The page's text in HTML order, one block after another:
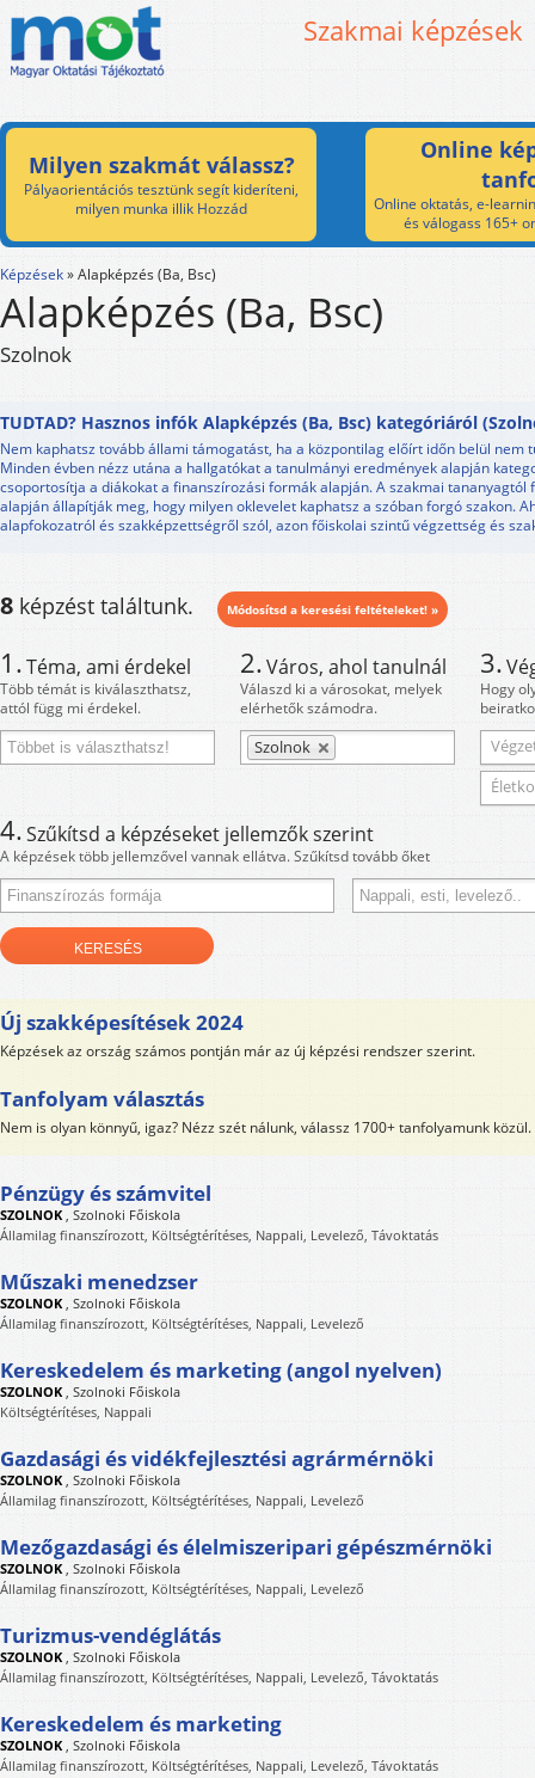
Szakmai képzések
Milyen szakmát válassz?
Pályaorientációs tesztünk segít kideríteni,
milyen munka illik Hozzád
Online
Online oktatás, e-
és válogass 165+
Képzések»Alapképzés (Ba, Bsc)
Alapképzés (Ba, Bsc)
Szolnok
TUDTAD? Hasznos infók Alapképzés (Ba, Bsc) kategóriáról
Nem kaphatsz tovább állami támogatást, ha a központilag előírt időn belül nem
Minden évben nézz utána a hallgatókat a tanulmányi eredmények alapján
csoportosítja a diákokat a finanszírozási formák alapján. A szakmai tananyagtól
alapján állapítják meg, hogy milyen oklevelet kaphatsz a szóban forgó szakon.
alapfokozatról és szakképzettségről szól, azon főiskolai szintű végzettség és
8 képzést találtunk. Módosítsd a keresési feltételeket! »
1.Téma, ami érdekel
Több témát is kiválaszthatsz,
attól függ mi érdekel.
2.Város, ahol tanulnál
Válaszd ki a városokat, melyek
elérhetők számodra.
Szolnok
3.
Hogy
4.Szűkítsd a képzéseket jellemzők szerint
A képzések több jellemzővel vannak ellátva. Szűkítsd tovább őket
Új szakképesítések 2024
Képzések az ország számos pontján már az új képzési rendszer szerint.
Tanfolyam választás
Nem is olyan könnyű, igaz? Nézz szét nálunk, válassz 1700+ tanfolyamunk közül.
Pénzügy és számvitel
SZOLNOK , Szolnoki Főiskola
Államilag finanszírozott, Költségtérítéses, Nappali, Levelező, Távoktatás
Műszaki menedzser
SZOLNOK, Szolnoki Főiskola
Államilag finanszírozott, Költségtérítéses, Nappali, Levelező
Kereskedelem és marketing (angol nyelven)
SZOLNOK , Szolnoki Főiskola
Költségtérítéses, Nappali
Gazdasági és vidékfejlesztési agrármérnöki
SZOLNOK , Szolnoki Főiskola
Államilag finanszírozott, Költségtérítéses, Nappali, Levelező
Mezőgazdasági és élelmiszeripari gépészmérnöki
SZOLNOK, Szolnoki Főiskola
Államilag finanszírozott, Költségtérítéses, Nappali, Levelező
Turizmus-vendéglátás
SZOLNOK , Szolnoki Főiskola
Államilag finanszírozott, Költségtérítéses, Nappali, Levelező, Távoktatás
Kereskedelem és marketing
SZOLNOK , Szolnoki Főiskola
Államilag finanszírozott, Költségtérítéses, Nappali, Levelező, Távoktatás